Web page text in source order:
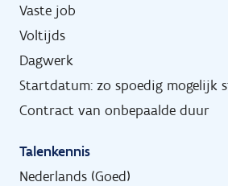
Vaste job
Voltijds
Dagwerk
Startdatum: zo spoedig mogelijk
Contract van onbepaalde duur
Talenkennis
Nederlands (Goed)